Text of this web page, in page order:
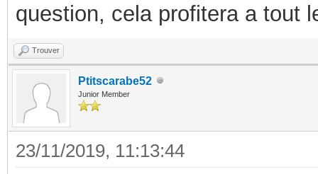
question, cela profitera a tout
Trouver
Ptitscarabe52
Junior Member
23/11/2019, 11:13:44